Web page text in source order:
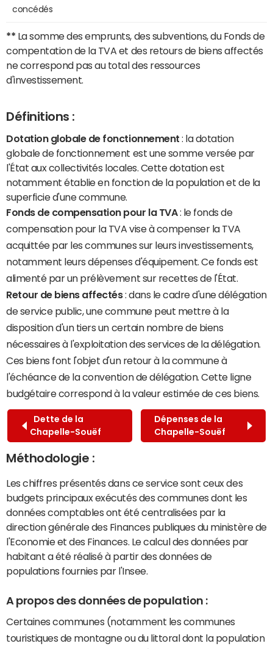
concédés
** La somme des emprunts, des subventions, du Fonds de
compentation de la TVA et des retours de biens affectés
ne correspond pas au total des ressources
d'investissement.
Définitions :
Dotation globale de fonctionnement : la dotation
globale de fonctionnement est une somme versée par
l'État aux collectivités locales. Cette dotation est
notamment établie en fonction de la population et de la
superficie d'une commune.
Fonds de compensation pour la TVA: le fonds de
compensation pour la TVA vise à compenser la TVA
acquittée par les communes sur leurs investissements,
notamment leurs dépenses d'équipement. Ce fonds est
alimenté par un prélèvement sur recettes de l'État.
Retour de biens affectés: dans le cadre d'une délégation
de service public, une commune peut mettre à la
disposition d'un tiers un certain nombre de biens
nécessaires à l'exploitation des services de la délégation.
Ces biens font l'objet d'un retour à la commune à
l'échéance de la convention de délégation. Cette ligne
budgétaire correspond à la valeur estimée de ces biens.
Dette de la
Chapelle-Souëf
Dépenses de la
Chapelle-Souëf
Méthodologie :
Les chiffres présentés dans ce service sont ceux des
budgets principaux exécutés des communes dont les
données comptables ont été centralisées par la
direction générale des Finances publiques du ministère de
l'Economie et des Finances. Le calcul des données par
habitant a été réalisé à partir des données de
populations fournies par l'Insee.
A propos des données de population :
Certaines communes (notamment les communes
touristiques de montagne ou du littoral dont la population